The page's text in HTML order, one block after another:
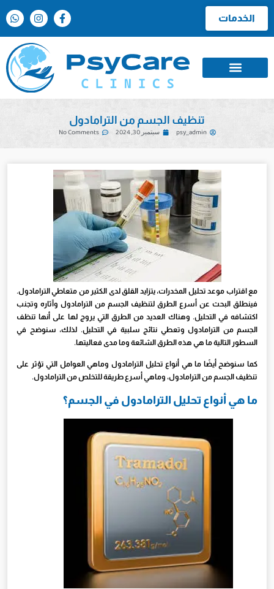
الخدمات
تنظيف الجسم من الترامادول
psy_admin سبتمبر 30, 2024 No Comments
مع اقتراب موعد تحليل المخدرات، يتزايد القلق لدى الكثير من متعاطي الترامادول.
فينطلق البحث عن أسرع الطرق لتنظيف الجسم من الترامادول وآثاره وتجنب
اكتشافه في التحليل. وهناك العديد من الطرق التي يروج لها على أنها تنظف
الجسم من الترامادول وتعطي نتائج سلبية في التحليل. لذلك، سنوضح في
السطور التالية ما هي هذه الطرق الشائعة وما مدى فعاليتها.
كما سنوضح أيضًا ما هي أنواع تحليل الترامادول وماهي العوامل التي تؤثر على
تنظيف الجسم من الترامادول، وماهي أسرع طريقة للتخلص من الترامادول.
ما هي أنواع تحليل الترامادول في الجسم؟